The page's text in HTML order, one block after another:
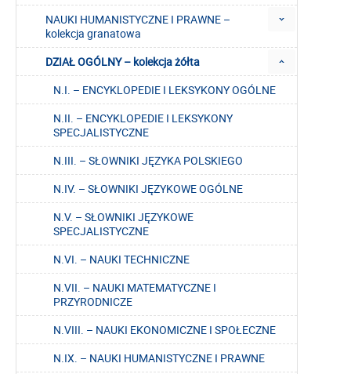
NAUKI HUMANISTYCZNE I PRAWNE –
kolekcja granatowa
DZIAŁ OGÓLNY – kolekcja żółta
N.I. – ENCYKLOPEDIE I LEKSYKONY OGÓLNE
N.II. – ENCYKLOPEDIE I LEKSYKONY
SPECJALISTYCZNE
N.III. – SŁOWNIKI JĘZYKA POLSKIEGO
N.IV. – SŁOWNIKI JĘZYKOWE OGÓLNE
N.V. – SŁOWNIKI JĘZYKOWE
SPECJALISTYCZNE
N.VI. – NAUKI TECHNICZNE
N.VII. – NAUKI MATEMATYCZNE I
PRZYRODNICZE
N.VIII. – NAUKI EKONOMICZNE I SPOŁECZNE
N.IX. – NAUKI HUMANISTYCZNE I PRAWNE